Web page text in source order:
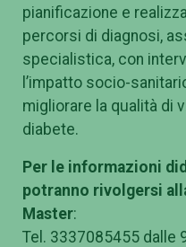
pianificazione e
percorsi di diagnosi,
specialistica, con
l’impatto socio-
migliorare la qualità di
diabete.
Per le informazioni
potranno rivolgersi
Master:
Tel. 3337085455 dalle